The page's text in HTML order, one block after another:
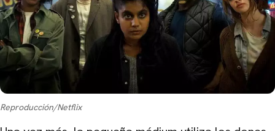
Reproducción/Netflix